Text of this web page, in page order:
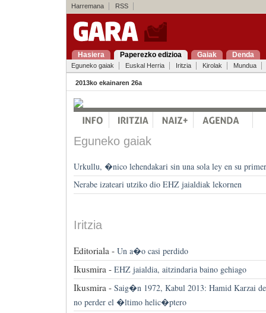
Harremana RSS
Hasiera Paperezko edizioa Gaiak Denda
Eguneko gaiak Euskal Herria Iritzia Kirolak Mundua
2013ko ekainaren 26a
Eguneko gaiak
Urkullu, �nico lehendakari sin una sola ley en su
Nerabe izateari utziko dio EHZ jaialdiak lekornen
Iritzia
Editoriala - Un a�o casi perdido
Ikusmira - EHZ jaialdia, aitzindaria baino gehiago
Ikusmira - Saig�n 1972, Kabul 2013: Hamid Karzai
no perder el �ltimo helic�ptero